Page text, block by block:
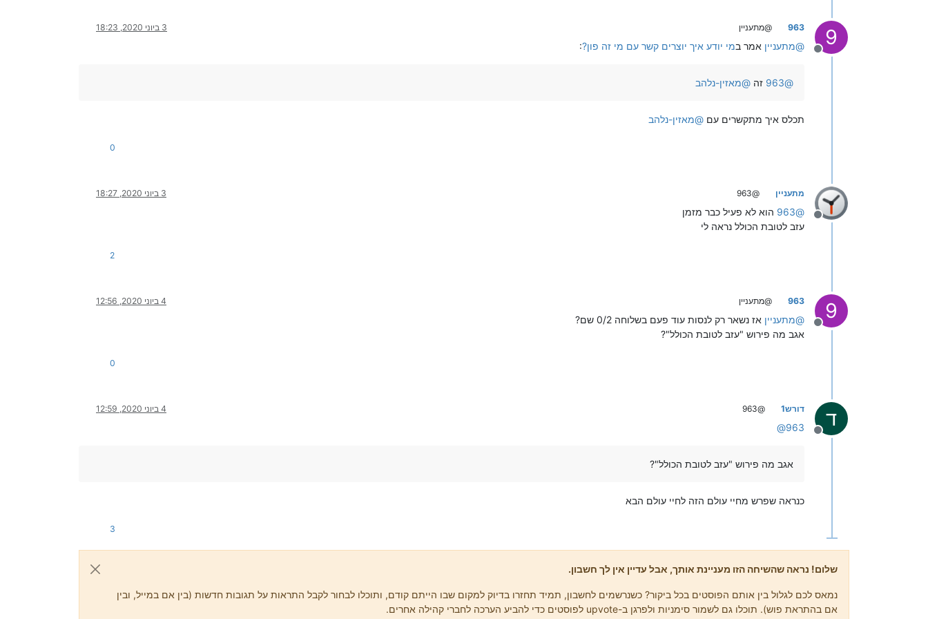
9
מנותק
963 @מתעניין 3 ביוני 2020, 18:23
@מתעניין אמר במי יודע איך יוצרים קשר עם מי זה פון?:
@
963 זה @מאזין-נלהב
תכלס איך מתקשרים עם @מאזין-נלהב
0
מנותק
מתעניין @963 3 ביוני 2020, 18:27
@
963 הוא לא פעיל כבר מזמן
עזב לטובת הכולל נראה לי
2
9
מנותק
963 @מתעניין 4 ביוני 2020, 12:56
@מתעניין אז נשאר רק לנסות עוד פעם בשלוחה 0/2 שם?
אגב מה פירוש "עזב לטובת הכולל"?
0
ד
מנותק
דורש1 @963 4 ביוני 2020, 12:59
@963
אגב מה פירוש "עזב לטובת הכולל"?
כנראה שפרש מחיי עולם הזה לחיי עולם הבא
3
שלום! נראה שהשיחה הזו מעניינת אותך, אבל עדיין אין לך חשבון.
נמאס לכם לגלול בין אותם הפוסטים בכל ביקור? כשנרשמים לחשבון, תמיד תחזרו בדיוק למקום שבו הייתם קודם, ותוכלו לבחור לקבל התראות על תגובות חדשות (בין אם במייל, ובין
אם בהתראת פוש). תוכלו גם לשמור סימניות ולפרגן ב-upvote לפוסטים כדי להביע הערכה לחברי קהילה אחרים.